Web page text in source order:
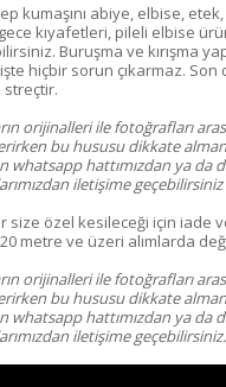
kumaşını abiye, elbise,
kıyafetleri, pileli elbise
Buruşma ve kırışma
hiçbir sorun çıkarmaz.
streçtir.
orijinalleri ile fotoğrafları
bu hususu dikkate
whatsapp hattımızdan ya da
iletişime geçebilirsiniz
size özel kesileceği için iade
metre ve üzeri alımlarda
orijinalleri ile fotoğrafları
bu hususu dikkate
whatsapp hattımızdan ya da
iletişime geçebilirsiniz.